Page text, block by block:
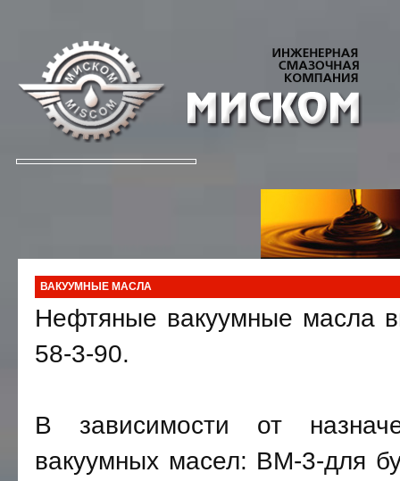
ВАКУУМНЫЕ МАСЛА
Нефтяные вакуумные масла
58-3-90.
В зависимости от
вакуумных масел: ВМ-3-для